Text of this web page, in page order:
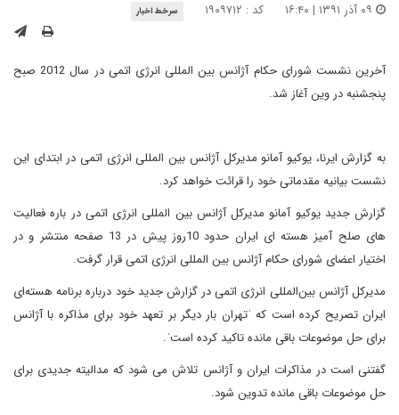
کد : ۱۹۰۹۷۱۲ سرخط اخبار
آخرین نشست شورای حکام آژانس بین المللی انرژی اتمی در سال 2012 صبح
پنجشنبه در وین آغاز شد.
به گزارش ایرنا، یوکیو آمانو مدیرکل آژانس بین المللی انرژی اتمی در ابتدای این
نشست بیانیه مقدماتی خود را قرائت خواهد کرد.
گزارش جدید یوکیو آمانو مدیرکل آژانس بین المللی انرژی اتمی در باره فعالیت
های صلح آمیز هسته ای ایران حدود 10روز پیش در 13 صفحه منتشر و در
اختیار اعضای شورای حکام آژانس بین المللی انرژی اتمی قرار گرفت.
مدیرکل آژانس بین‌المللی انرژی اتمی در گزارش جدید خود درباره برنامه هسته‌ای
ایران تصریح کرده است که ˈتهران بار دیگر بر تعهد خود برای مذاکره با آژانس
برای حل موضوعات باقی مانده تاکید کرده استˈ.
گفتنی است در مذاکرات ایران و آژانس تلاش می شود که مدالیته جدیدی برای
حل موضوعات باقی مانده تدوین شود.